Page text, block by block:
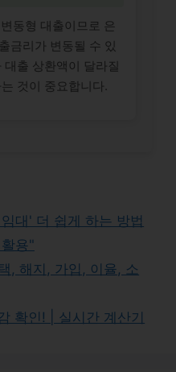
동형 대출이므로 은
금리가 변동될 수 있
출 상환액이 달라질
것이 중요합니다.
대' 더 쉽게 하는 방법
용"
, 해지, 가입, 이율, 소
확인! | 실시간 계산기